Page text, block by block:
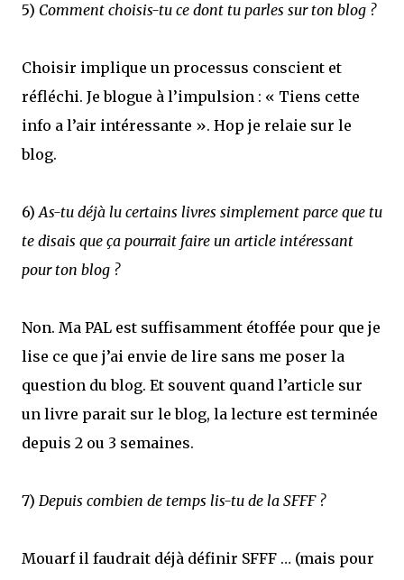
5) Comment choisis-tu ce dont tu parles sur ton blog ?
Choisir implique un processus conscient et
réfléchi. Je blogue à l’impulsion : « Tiens cette
info a l’air intéressante ». Hop je relaie sur le
blog.
6)As-tu déjà lu certains livres simplement parce que tu
te disais que ça pourrait faire un article intéressant
pour ton blog ?
Non. Ma PAL est suffisamment étoffée pour que je
lise ce que j’ai envie de lire sans me poser la
question du blog. Et souvent quand l’article sur
un livre parait sur le blog, la lecture est terminée
depuis 2 ou 3 semaines.
7) Depuis combien de temps lis-tu de la SFFF ?
Mouarf il faudrait déjà définir SFFF … (mais pour